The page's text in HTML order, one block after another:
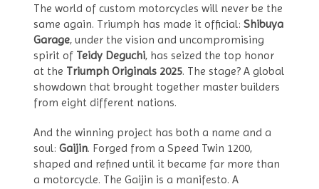
The world of custom motorcycles will never be the
same again. Triumph has made it official: Shibuya
Garage, under the vision and uncompromising
spirit of Teidy Deguchi, has seized the top honor
at the Triumph Originals 2025. The stage? A global
showdown that brought together master builders
from eight different nations.
And the winning project has both a name and a
soul: Gaijin. Forged from a Speed Twin 1200,
shaped and refined until it became far more than
a motorcycle. The Gaijin is a manifesto. A